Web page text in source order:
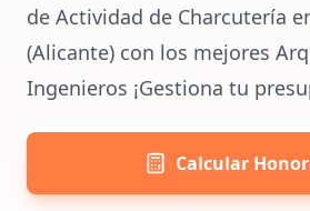
de Actividad de Charcutería
(Alicante) con los mejores
Ingenieros ¡Gestiona tu
Calcular